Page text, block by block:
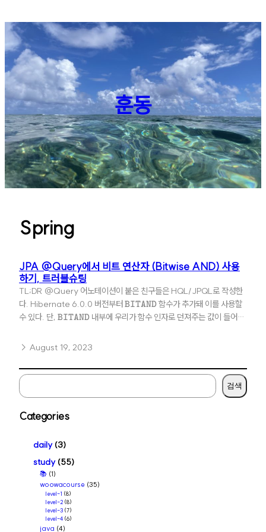
훈동
Spring
JPA @Query에서 비트 연산자 (Bitwise AND) 사용
하기, 트러블슈팅
TL;DR @Query 어노테이션이 붙은 친구들은 HQL/JPQL로 작성한
다. Hibernate 6.0.0 버전부터 \t
e
{B
T
BITAND함수가 추가돼 이를 사용할
수 있다. 단, \t
t
I
T
A
D}
BITAND 내부에 우리가 함수 인자로 던져주는 값이 들어있
내에서 진행했던 해커톤에서 비트 연산한 값을 기준으로 데이터베이스에
특정…
→ August 19, 2023
S
e
a
검색
Categories
daily(3)
study(55)
📚 (1)
woowacourse (35)
level-1 (8)
level-2(8)
level-3(7)
level-4(6)
java (4)